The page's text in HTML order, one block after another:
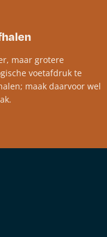
maar grotere
voetafdruk te
maak daarvoor wel